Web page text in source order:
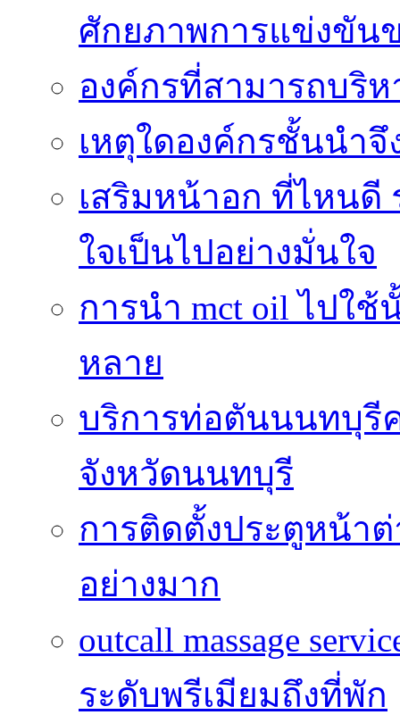
ศักยภาพการแข่งขัน
องค์กรที่สามารถบริ
เหตุใดองค์กรชั้นนำ
เสริมหน้าอก ที่ไหนดี
ใจเป็นไปอย่างมั่นใจ
การนำ mct oil ไปใ
หลาย
บริการท่อตันนนทบุรี
จังหวัดนนทบุรี
การติดตั้งประตูหน้า
อย่างมาก
outcall massage
ระดับพรีเมียมถึงที่พัก